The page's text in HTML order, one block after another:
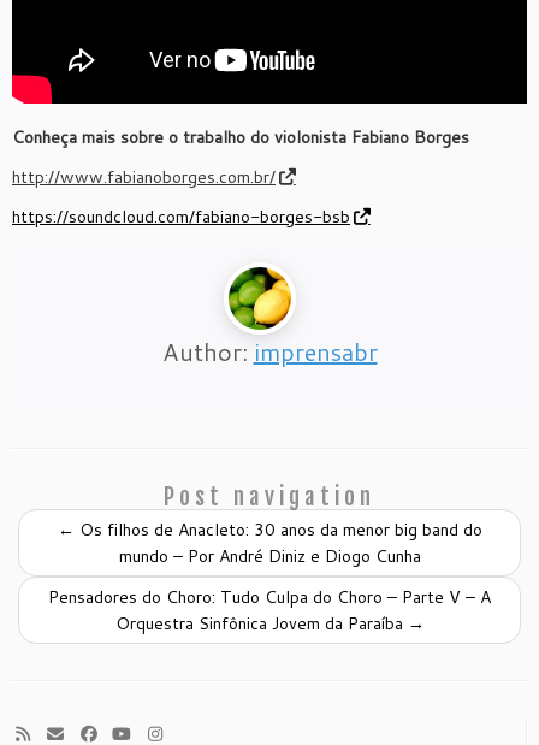
Conheça mais sobre o trabalho do violonista Fabiano Borges
http://www.fabianoborges.com.br/
https://soundcloud.com/fabiano-borges-bsb
Author: imprensabr
Post navigation
← Os filhos de Anacleto: 30 anos da menor big band do
mundo – Por André Diniz e Diogo Cunha
Pensadores do Choro: Tudo Culpa do Choro – Parte V – A
Orquestra Sinfônica Jovem da Paraíba →